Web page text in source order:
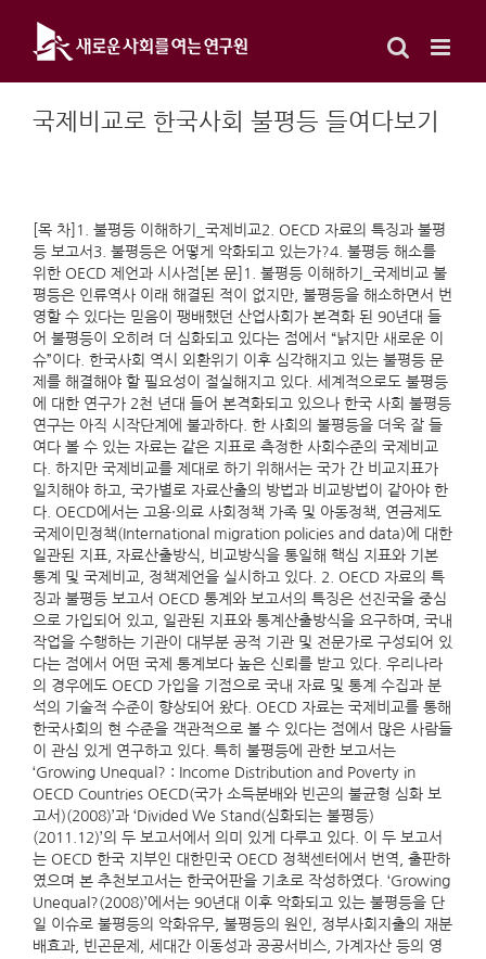
content
국제비교로 한국사회 불평등 들여다보기
[목 차]1. 불평등 이해하기_국제비교2. OECD 자료의 특징과 불평
등 보고서3. 불평등은 어떻게 악화되고 있는가?4. 불평등 해소를
위한 OECD 제언과 시사점[본 문]1. 불평등 이해하기_국제비교 불
평등은 인류역사 이래 해결된 적이 없지만, 불평등을 해소하면서 번
영할 수 있다는 믿음이 팽배했던 산업사회가 본격화 된 90년대 들
어 불평등이 오히려 더 심화되고 있다는 점에서 “낡지만 새로운 이
슈”이다. 한국사회 역시 외환위기 이후 심각해지고 있는 불평등 문
제를 해결해야 할 필요성이 절실해지고 있다. 세계적으로도 불평등
에 대한 연구가 2천 년대 들어 본격화되고 있으나 한국 사회 불평등
연구는 아직 시작단계에 불과하다. 한 사회의 불평등을 더욱 잘 들
여다 볼 수 있는 자료는 같은 지표로 측정한 사회수준의 국제비교
다. 하지만 국제비교를 제대로 하기 위해서는 국가 간 비교지표가
일치해야 하고, 국가별로 자료산출의 방법과 비교방법이 같아야 한
다. OECD에서는 고용·의료 사회정책 가족 및 아동정책, 연금제도
국제이민정책(International migration policies and data)에 대한
일관된 지표, 자료산출방식, 비교방식을 통일해 핵심 지표와 기본
통계 및 국제비교, 정책제언을 실시하고 있다. 2. OECD 자료의 특
징과 불평등 보고서 OECD 통계와 보고서의 특징은 선진국을 중심
으로 가입되어 있고, 일관된 지표와 통계산출방식을 요구하며, 국내
작업을 수행하는 기관이 대부분 공적 기관 및 전문가로 구성되어 있
다는 점에서 어떤 국제 통계보다 높은 신뢰를 받고 있다. 우리나라
의 경우에도 OECD 가입을 기점으로 국내 자료 및 통계 수집과 분
석의 기술적 수준이 향상되어 왔다. OECD 자료는 국제비교를 통해
한국사회의 현 수준을 객관적으로 볼 수 있다는 점에서 많은 사람들
이 관심 있게 연구하고 있다. 특히 불평등에 관한 보고서는
‘Growing Unequal? : Income Distribution and Poverty in
OECD Countries OECD(국가 소득분배와 빈곤의 불균형 심화 보
고서)(2008)’과 ‘Divided We Stand(심화되는 불평등)
(2011.12)’의 두 보고서에서 의미 있게 다루고 있다. 이 두 보고서
는 OECD 한국 지부인 대한민국 OECD 정책센터에서 번역, 출판하
였으며 본 추천보고서는 한국어판을 기초로 작성하였다. ‘Growing
Unequal?(2008)’에서는 90년대 이후 악화되고 있는 불평등을 단
일 이슈로 불평등의 악화유무, 불평등의 원인, 정부사회지출의 재분
배효과, 빈곤문제, 세대간 이동성과 공공서비스, 가계자산 등의 영